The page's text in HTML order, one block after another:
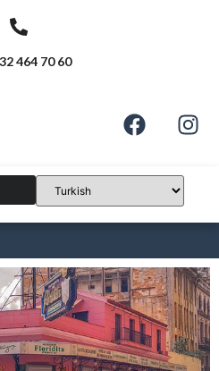
464 70 60